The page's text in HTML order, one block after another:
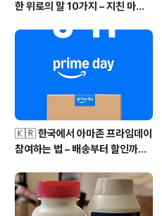
한 위로의 말 10가지 – 지친 마음
🇰🇷 한국에서 아마존 프라임데이
참여하는 법 – 배송부터 할인까지